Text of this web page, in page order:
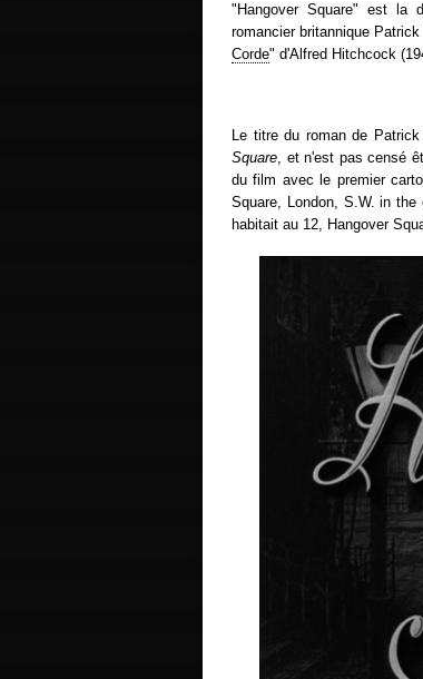
"Hangover Square" est la
romancier britannique
Corde" d'Alfred Hitchcock
Le titre du roman de
Square, et n'est pas censé
du film avec le premier
Square, London, S.W. in
habitait au 12, Hangover